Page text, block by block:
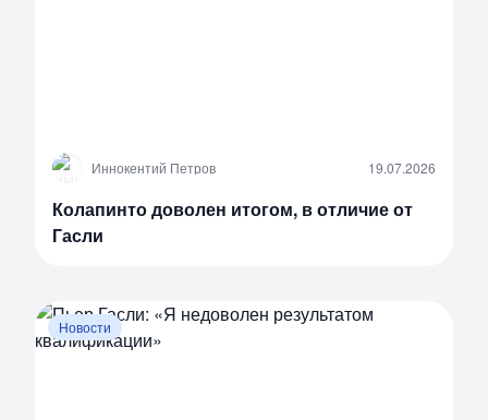
И Иннокентий Петров 19.07.2026
Колапинто доволен итогом, в отличие от
Гасли
Новости